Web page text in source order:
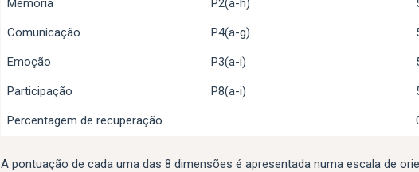
Memória P2(a-h)
Comunicação P4(a-g)
Emoção P3(a-i)
Participação P8(a-i)
Percentagem de recuperação
A pontuação de cada uma das 8 dimensões é apresentada numa escala de